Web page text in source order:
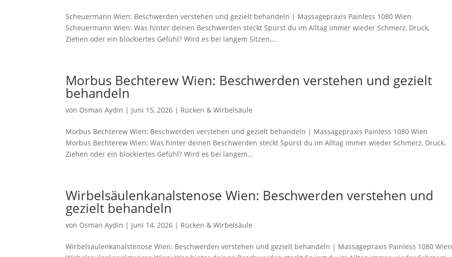
Scheuermann Wien: Beschwerden verstehen und gezielt behandeln | Massagepraxis Painless 1080 Wien
Scheuermann Wien: Was hinter deinen Beschwerden steckt Spürst du im Alltag immer wieder Schmerz, Druck,
Ziehen oder ein blockiertes Gefühl? Wird es bei langem Sitzen,...
Morbus Bechterew Wien: Beschwerden verstehen und gezielt
behandeln
von Osman Aydin | Juni 15, 2026 | Rücken & Wirbelsäule
Morbus Bechterew Wien: Beschwerden verstehen und gezielt behandeln | Massagepraxis Painless 1080 Wien
Morbus Bechterew Wien: Was hinter deinen Beschwerden steckt Spürst du im Alltag immer wieder Schmerz, Druck,
Ziehen oder ein blockiertes Gefühl? Wird es bei langem...
Wirbelsäulenkanalstenose Wien: Beschwerden verstehen und
gezielt behandeln
von Osman Aydin | Juni 14, 2026 | Rücken & Wirbelsäule
Wirbelsäulenkanalstenose Wien: Beschwerden verstehen und gezielt behandeln | Massagepraxis Painless 1080 Wien